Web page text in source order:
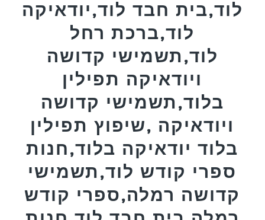
לוד,בית חבד לוד,יודאיקה
לוד,ברכת רחל
לוד,תשמישי קדושה
ויודאיקה תפילין
בלוד,תשמישי קדושה
ויודאיקה ,שיפוץ תפילין
בלוד יודאיקה בלוד,חנות
ספרי קודש לוד,תשמישי
קדושה רמלה,ספרי קודש